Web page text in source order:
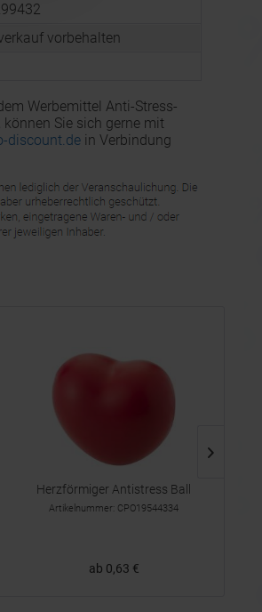
vorbehalten
Werbemittel Anti-Stress-
Sie sich gerne mit
discount.dein Verbindung
Herzförmiger Antistress Ball
Artikelnummer: CPO19544334
ab 0,63 €